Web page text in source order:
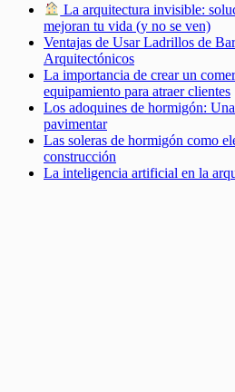
La arquitectura invisible:
mejoran tu vida (y no se ven)
Ventajas de Usar Ladrillos de
Arquitectónicos
La importancia de crear un
equipamiento para atraer clientes
Los adoquines de hormigón:
pavimentar
Las soleras de hormigón como
construcción
La inteligencia artificial en la